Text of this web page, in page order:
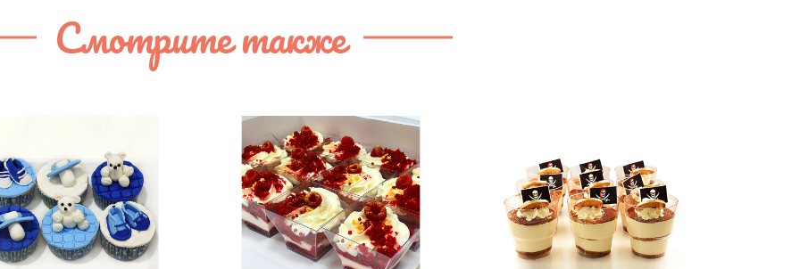
Смотрите также